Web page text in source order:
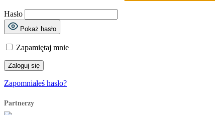
Hasło
Pokaż hasło
Zapamiętaj mnie
Zapomniałeś hasło?
Partnerzy